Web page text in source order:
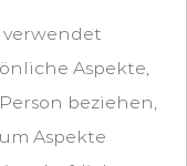
Aspekte,
beziehen,
Aspekte